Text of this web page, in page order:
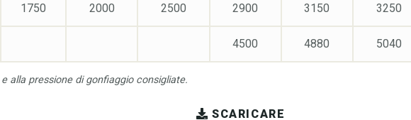
1750 2000 2500 2900
4500
3150
4880
3250
5040
alla pressione di gonfiaggio consigliate.
SCARICARE